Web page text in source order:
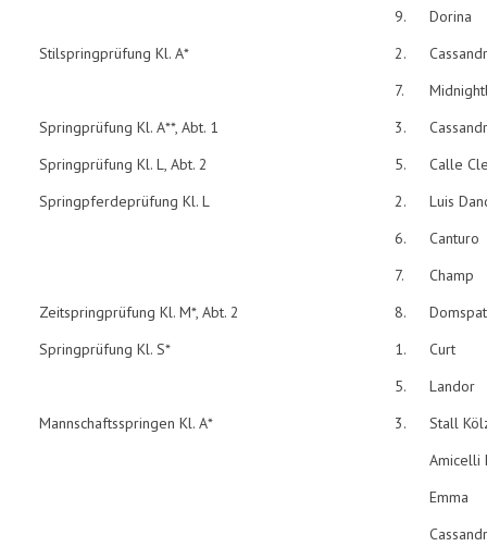
9.
Dorina
Stilspringprüfung Kl. A*
2.
7.
Springprüfung Kl. A**, Abt. 1
3.
Springprüfung Kl. L, Abt. 2
5.
Calle
Springpferdeprüfung Kl. L
2.
Luis
6.
Canturo
7.
Champ
Zeitspringprüfung Kl. M*, Abt. 2
8.
Springprüfung Kl. S*
1.
Curt
5.
Landor
Mannschaftsspringen Kl. A*
3.
Stall
Amicelli
Emma